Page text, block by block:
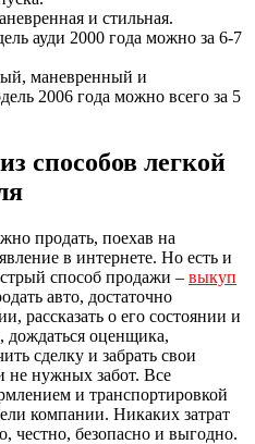
и стильная.
ауди 2000 года можно за 6-7
маневренный и
2006 года можно всего за 5
способов легкой
продать, поехав на
в интернете. Но есть и
способ продажи – выкуп
авто, достаточно
рассказать о его состоянии и
дождаться оценщика,
сделку и забрать свои
не нужных забот. Все
и транспортировкой
компании. Никаких затрат
честно, безопасно и выгодно.